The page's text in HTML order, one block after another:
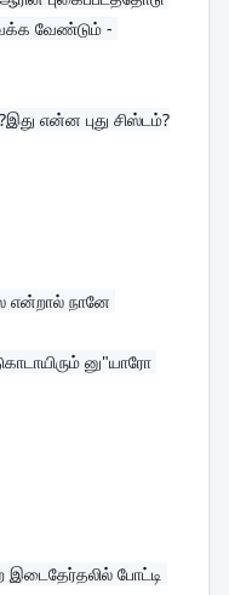
வேண்டும் -
என்ன புது சிஸ்டம்?
என்றால் நானே
னு"யாரோ
இடைதேர்தலில் போட்டி